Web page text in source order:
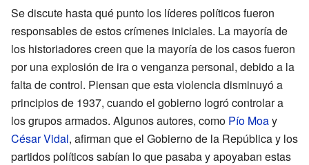
Se discute hasta qué punto los líderes políticos fueron
responsables de estos crímenes iniciales. La mayoría de
los historiadores creen que la mayoría de los casos fueron
por una explosión de ira o venganza personal, debido a la
falta de control. Piensan que esta violencia disminuyó a
principios de 1937, cuando el gobierno logró controlar a
los grupos armados. Algunos autores, como Pío Moay
César Vidal, afirman que el Gobierno de la República y los
partidos políticos sabían lo que pasaba y apoyaban estas